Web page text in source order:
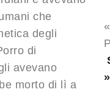
che
degli
di
avevano
morto di lì a
«
»